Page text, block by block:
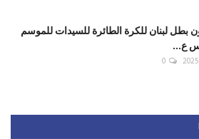
بطل لبنان للكرة الطائرة للسيدات للموسم
ع...
0